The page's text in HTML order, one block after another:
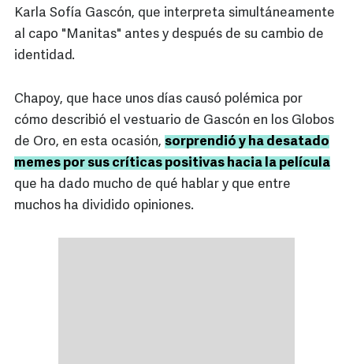
Karla Sofía Gascón, que interpreta simultáneamente
al capo "Manitas" antes y después de su cambio de
identidad.
Chapoy, que hace unos días causó polémica por
cómo describió el vestuario de Gascón en los Globos
de Oro, en esta ocasión, sorprendió y ha desatado
memes por sus críticas positivas hacia la película
que ha dado mucho de qué hablar y que entre
muchos ha dividido opiniones.